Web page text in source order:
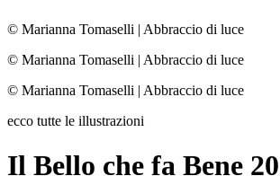
© Marianna Tomaselli | Abbraccio di luce
© Marianna Tomaselli | Abbraccio di luce
© Marianna Tomaselli | Abbraccio di luce
ecco tutte le illustrazioni
Il Bello che fa Bene